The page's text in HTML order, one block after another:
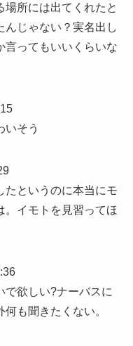
所には出てくれたと
んじゃない？実名出し
言ってもいいくらいな
そう
たというのに本当にモ
。イモトを見習ってほ
で欲しい?ナーバスに
も聞きたくない。